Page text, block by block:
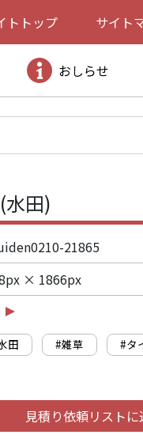
ト トップ サイト
おしらせ
水田)
21865
× 1866px
田 #雑草 #タ